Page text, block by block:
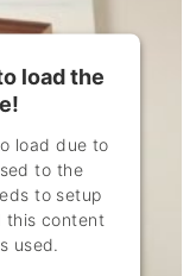
racconta
load the
load due to
to the
to setup
this content
used.